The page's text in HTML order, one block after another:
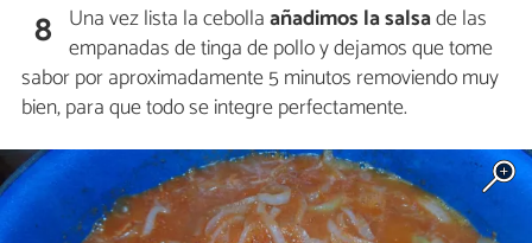
8 Una vez lista la cebollaañadimos la salsade las
empanadas de tinga de pollo y dejamos que tome
sabor por aproximadamente 5 minutos removiendo muy
bien, para que todo se integre perfectamente.